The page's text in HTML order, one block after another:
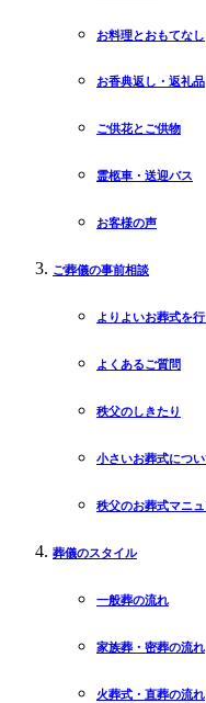
お料理とおもてなし
お香典返し・返礼品
ご供花とご供物
霊柩車・送迎バス
お客様の声
ご葬儀の事前相談
よりよいお葬式を
よくあるご質問
秩父のしきたり
小さいお葬式につい
秩父のお葬式マニ
葬儀のスタイル
一般葬の流れ
家族葬・密葬の流れ
火葬式・直葬の流れ